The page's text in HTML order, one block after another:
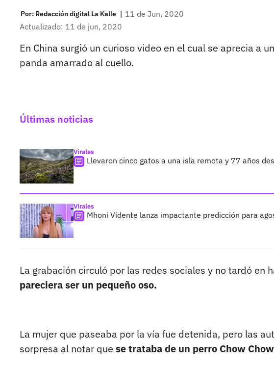
Por: Redacción digital La Kalle | 11 de Jun, 2020
Actualizado: 11 de jun, 2020
En China surgió un curioso video en el cual se aprecia a
panda amarrado al cuello.
Últimas noticias
Virales
Llevaron cinco gatos a una isla remota y 77 años
Virales
Mhoni Vidente lanza impactante predicción para
La grabación circuló por las redes sociales y no tardó en
pareciera ser un pequeño oso.
La mujer que paseaba por la vía fue detenida, pero las
sorpresa al notar que se trataba de un perro Chow